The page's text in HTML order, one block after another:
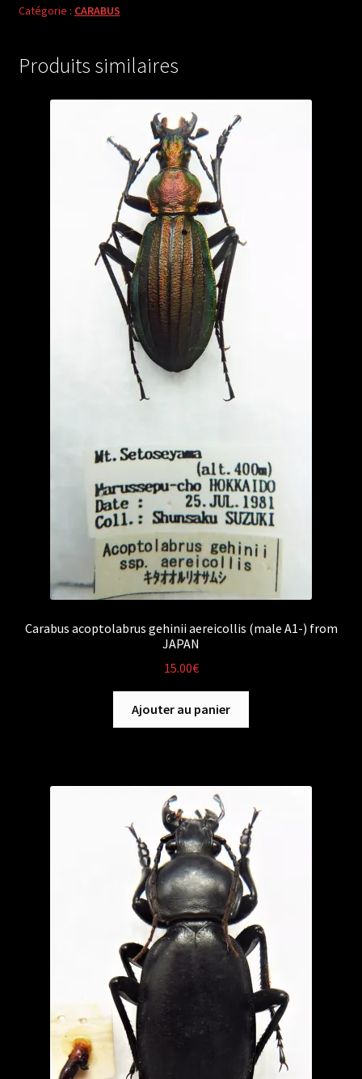
auronitens
A1)
Catégorie : CARABUS
Produits similaires
Carabus acoptolabrus gehinii aereicollis (male A1-) from
JAPAN
15.00€
Ajouter au panier